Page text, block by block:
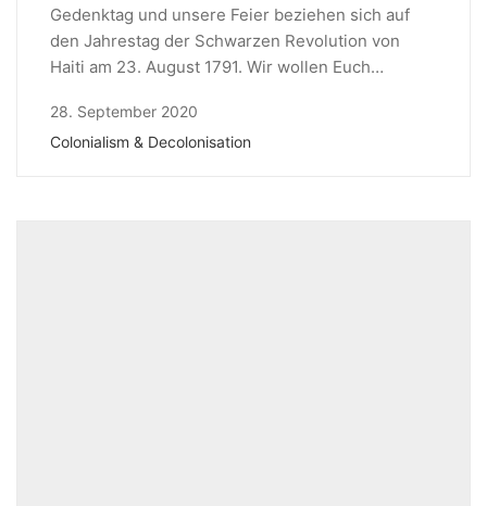
Gedenktag und unsere Feier beziehen sich auf
den Jahrestag der Schwarzen Revolution von
Haiti am 23. August 1791. Wir wollen Euch…
28. September 2020
Colonialism & Decolonisation